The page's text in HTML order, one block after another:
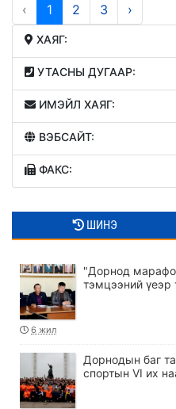
‹ 1 2 3 ›
ХАЯГ:
УТАСНЫ ДУГААР:
ИМЭЙЛ ХАЯГ:
ВЭБСАЙТ:
ФАКС:
ШИНЭ
"Дорнод
тэмцээний үеэр
6 жил
Дорнодын баг
спортын VI их